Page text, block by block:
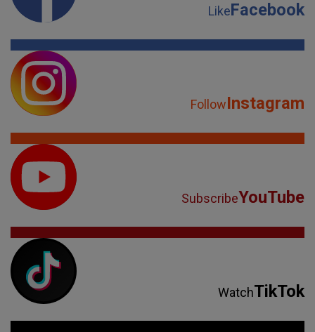
LikeFacebook
FollowInstagram
SubscribeYouTube
WatchTikTok